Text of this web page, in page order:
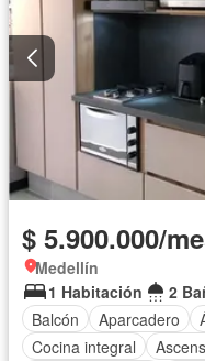
$ 5.900.000/
Medellín
1 Habitación
2
Balcón
Aparcadero
Cocina integral